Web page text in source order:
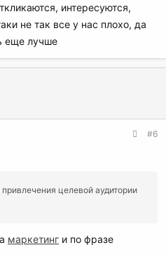
интересуются,
не так все у нас плохо, да
еще лучше
#6
целевой аудитории
маркетинг и по фразе